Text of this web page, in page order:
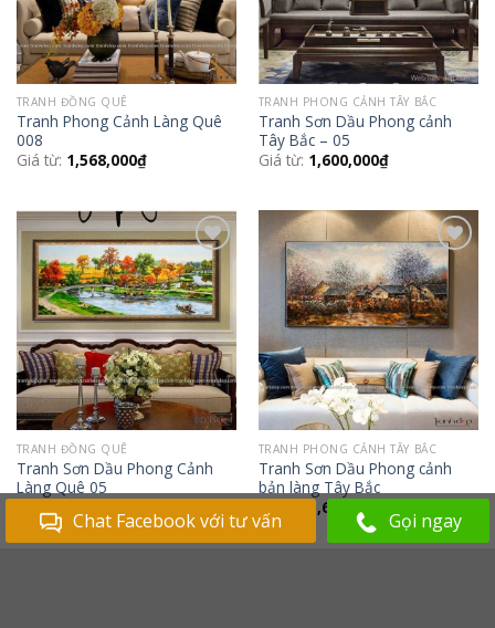
TRANH ĐỒNG QUÊ
Tranh Phong Cảnh Làng Quê
008
Giá từ: 1,568,000₫
TRANH PHONG CẢNH TÂY BẮC
Tranh Sơn Dầu Phong cảnh
Tây Bắc – 05
Giá từ: 1,600,000₫
Add to
Wishlist
TRANH ĐỒNG QUÊ
Tranh Sơn Dầu Phong Cảnh
Làng Quê 05
Giá từ:
Add to
Wishlist
TRANH PHONG CẢNH TÂY BẮC
Tranh Sơn Dầu Phong cảnh
bản làng Tây Bắc
1,600,000
Chat Facebook với tư vấn Gọi ngay